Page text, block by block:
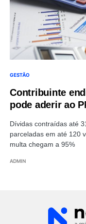
GESTÃO
Contribuinte
pode aderir ao
Dívidas contraídas até
parceladas em até 120
multa chegam a 95%
ADMIN